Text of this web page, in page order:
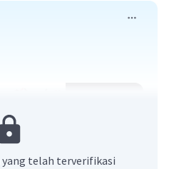
yang telah terverifikasi